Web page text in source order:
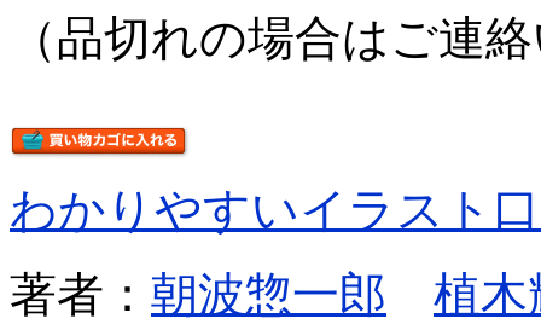
（品切れの場合はご連
わかりやすいイラスト
著者： 朝波惣一郎
植木